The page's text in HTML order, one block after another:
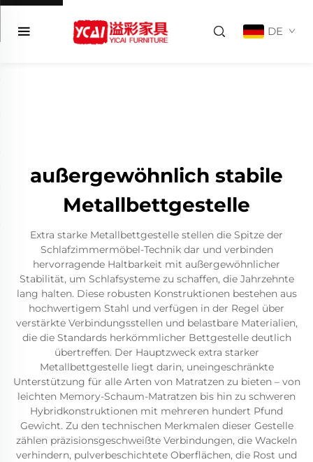
DE
außergewöhnlich stabile
Metallbettgestelle
Extra starke Metallbettgestelle stellen die Spitze der
Schlafzimmermöbel-Technik dar und verbinden
hervorragende Haltbarkeit mit außergewöhnlicher
Stabilität, um Schlafsysteme zu schaffen, die Jahrzehnte
lang halten. Diese robusten Konstruktionen bestehen aus
hochwertigem Stahl und verfügen in der Regel über
verstärkte Verbindungsstellen und belastbare Materialien,
die die Standards herkömmlicher Bettgestelle deutlich
übertreffen. Der Hauptzweck extra starker
Metallbettgestelle liegt darin, uneingeschränkte
Unterstützung für alle Arten von Matratzen zu bieten – von
leichten Memory-Schaum-Matratzen bis hin zu schweren
Hybridkonstruktionen mit mehreren hundert Pfund
Gewicht. Zu den technischen Merkmalen dieser Gestelle
zählen präzisionsgeschweißte Verbindungen, die Wackeln
verhindern, pulverbeschichtete Oberflächen, die Rost und